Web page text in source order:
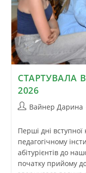
СТАРТУВАЛА
2026
Вайнер Дарина
Перші дні
педагогічному
абітурієнтів до
початку прийому